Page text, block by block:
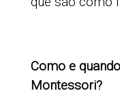
Como e
Montessori?